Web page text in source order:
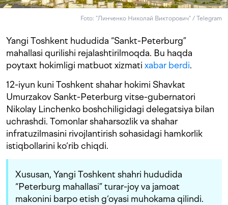
Foto: "Линченко Николай Викторович" / Telegram
Yangi Toshkent hududida “Sankt-Peterburg”
mahallasi qurilishi rejalashtirilmoqda. Bu haqda
poytaxt hokimligi matbuot xizmati xabar berdi.
12-iyun kuni Toshkent shahar hokimi Shavkat
Umurzakov Sankt-Peterburg vitse-gubernatori
Nikolay Linchenko boshchiligidagi delegatsiya bilan
uchrashdi. Tomonlar shaharsozlik va shahar
infratuzilmasini rivojlantirish sohasidagi hamkorlik
istiqbollarini ko‘rib chiqdi.
Xususan, Yangi Toshkent shahri hududida
“Peterburg mahallasi” turar-joy va jamoat
makonini barpo etish g‘oyasi muhokama qilindi.